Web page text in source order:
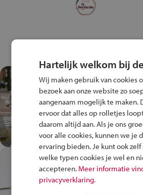
Test je
Fiets Veilig
Speel het Fiets
en win een
In de winkel
plek!
Hartelijk welkom bij
Wij maken gebruik van cookies
bezoek aan onze website zo
aangenaam mogelijk te maken.
ervoor dat alles op rolletjes
daarom altijd aan. Als je ons
voor alle cookies, kunnen we je
ervaring bieden. Je kunt ook
welke typen cookies je wel en
accepteren. Meer informatie
privacyverklaring.